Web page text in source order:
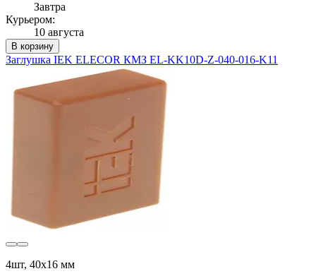
Завтра
Курьером:
10 августа
В корзину
Заглушка IEK ELECOR КМЗ EL-KK10D-Z-040-016-K11
4шт, 40х16 мм